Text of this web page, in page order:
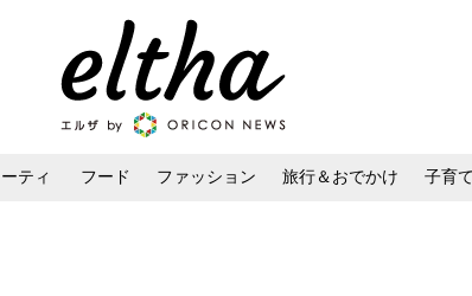
ティ フード ファッション 旅行＆おでかけ 子育て